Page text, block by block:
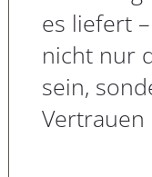
es liefert
nicht nur
sein,
Vertrauen